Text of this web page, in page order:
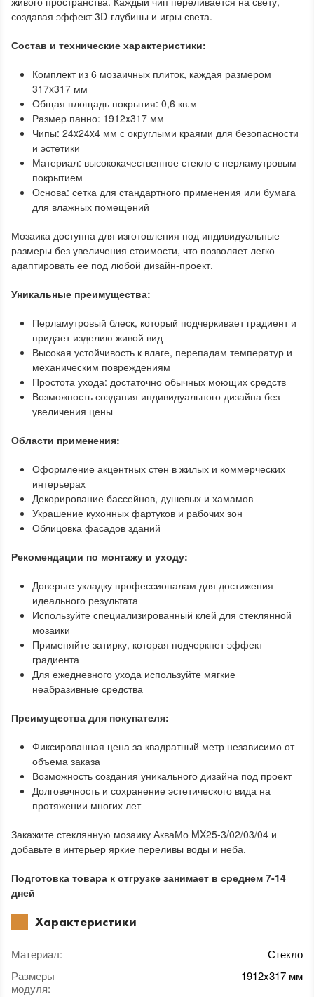
создавая эффект 3D-глубины и игры света.
Состав и технические характеристики:
Комплект из 6 мозаичных плиток, каждая размером
317x317 мм
Общая площадь покрытия: 0,6 кв.м
Размер панно: 1912x317 мм
Чипы: 24x24x4 мм с округлыми краями для безопасности
и эстетики
Материал: высококачественное стекло с перламутровым
покрытием
Основа: сетка для стандартного применения или бумага
для влажных помещений
Мозаика доступна для изготовления под индивидуальные
размеры без увеличения стоимости, что позволяет легко
адаптировать ее под любой дизайн-проект.
Уникальные преимущества:
Перламутровый блеск, который подчеркивает градиент и
придает изделию живой вид
Высокая устойчивость к влаге, перепадам температур и
механическим повреждениям
Простота ухода: достаточно обычных моющих средств
Возможность создания индивидуального дизайна без
увеличения цены
Области применения:
Оформление акцентных стен в жилых и коммерческих
интерьерах
Декорирование бассейнов, душевых и хамамов
Украшение кухонных фартуков и рабочих зон
Облицовка фасадов зданий
Рекомендации по монтажу и уходу:
Доверьте укладку профессионалам для достижения
идеального результата
Используйте специализированный клей для стеклянной
мозаики
Применяйте затирку, которая подчеркнет эффект
градиента
Для ежедневного ухода используйте мягкие
неабразивные средства
Преимущества для покупателя:
Фиксированная цена за квадратный метр независимо от
объема заказа
Возможность создания уникального дизайна под проект
Долговечность и сохранение эстетического вида на
протяжении многих лет
Закажите стеклянную мозаику АкваМо MX25-3/02/03/04 и
добавьте в интерьер яркие переливы воды и неба.
Подготовка товара к отгрузке занимает в среднем 7-14
дней
Характеристики
Материал:
Стекло
Размеры
модуля:
1912x317 мм